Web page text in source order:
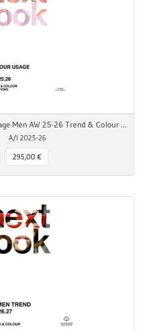
Next Look Colour Usage Men AW 25-26 Trend & Colour Directions
A/I 2025-26
295,00 €